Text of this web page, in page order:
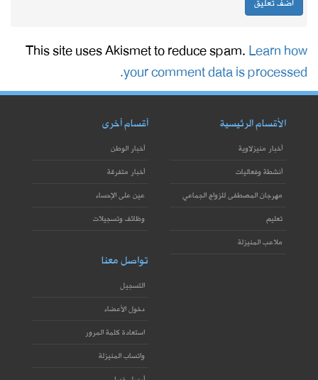
This site uses Akismet to reduce spam.Learn how
your comment data is processed.
الأقسام الرئيسية
أخبار منيزلاوية
أنشطة وفعاليات
مهرجان المصطفى للزواج الجماعي
تعليم
ملاعب المنيزلة
أقسام أخرى
أخبار الوطن
أخبار متفرقة
عين على الإحساء
وظائف وتسجيلات
تواصل معنا
التسجيل
دخول الأعضاء
استعادة كلمة المرور
واتساب المنيزلة